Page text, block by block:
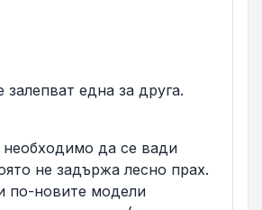
една за друга.
необходимо да се вади
не задържа лесно прах.
по-новите модели